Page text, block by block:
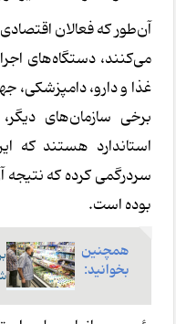
آن‌طور که فعالان
می‌کنند، دستگاه‌های
غذا و دارو، دامپزشکی،
برخی سازمان‌های
استاندارد هستند
سردرگمی کرده که نتیجه
بوده است.
همچنین
بخوانید: